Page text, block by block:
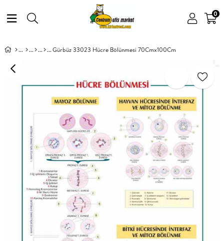
0
Gürbüz 33023 Hücre Bölünmesi 70Cmx100Cm